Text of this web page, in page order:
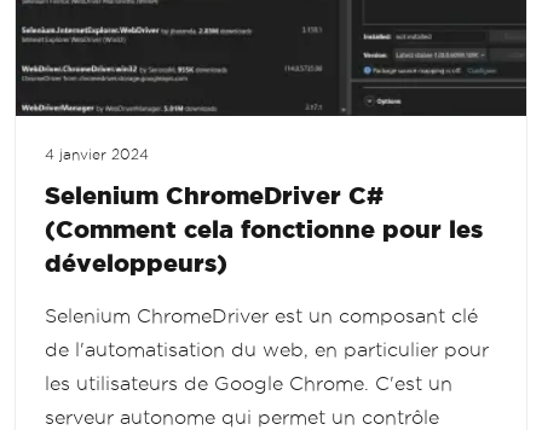
4 janvier 2024
Selenium ChromeDriver C#
(Comment cela fonctionne pour les
développeurs)
Selenium ChromeDriver est un composant clé
de l'automatisation du web, en particulier pour
les utilisateurs de Google Chrome. C'est un
serveur autonome qui permet un contrôle